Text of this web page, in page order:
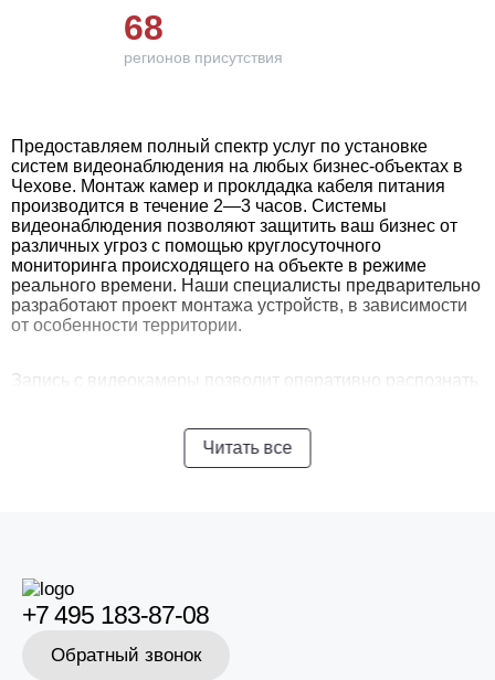
68
регионов присутствия
Предоставляем полный спектр услуг по установке
систем видеонаблюдения на любых бизнес-объектах в
Чехове. Монтаж камер и проклдадка кабеля питания
производится в течение 2—3 часов. Системы
видеонаблюдения позволяют защитить ваш бизнес от
различных угроз с помощью круглосуточного
мониторинга происходящего на объекте в режиме
реального времени. Наши специалисты предварительно
разработают проект монтажа устройств, в зависимости
от особенности территории.
Запись с видеокамеры позволит оперативно распознать
помещения, выбор места для установки камеры, а также
подбор оборудования и просчёт метров трасс кабеля для
Читать все
+7 495 183-87-08
Обратный звонок